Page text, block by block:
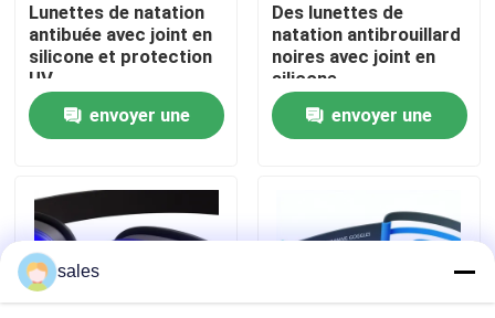
Nouvelles
Cas
Anti brouillard lunettes de natation
Lunettes de verres de sûreté
Lunettes de natation
antibuée avec joint en
silicone et protection
UV
envoyer une
Des lunettes de
natation antibrouillard
noires avec joint en
silicone
envoyer une
sales